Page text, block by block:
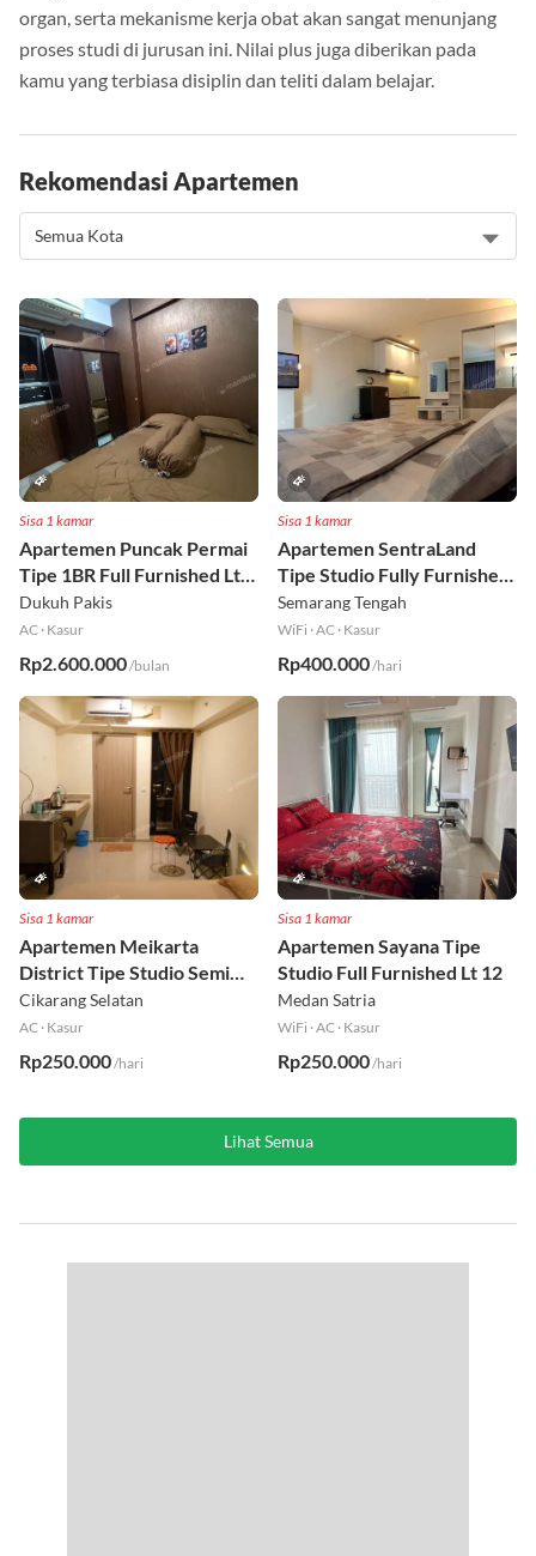
organ, serta mekanisme kerja obat akan sangat menunjang
proses studi di jurusan ini. Nilai plus juga diberikan pada
kamu yang terbiasa disiplin dan teliti dalam belajar.
Rekomendasi Apartemen
Sisa 1 kamar
Apartemen Puncak Permai
Tipe 1BR Full Furnished Lt
18
Dukuh Pakis
AC · Kasur
Rp2.600.000/bulan
Sisa 1 kamar
Apartemen SentraLand
Tipe Studio Fully Furnished
Lt 8
Semarang Tengah
WiFi ·AC · Kasur
Rp400.000/hari
Sisa 1 kamar
Apartemen Meikarta
District Tipe Studio Semi
Furnished Lt 1
Cikarang Selatan
AC · Kasur
Rp250.000/hari
Sisa 1 kamar
Apartemen Sayana Tipe
Studio Full Furnished Lt 12
Medan Satria
WiFi ·AC · Kasur
Rp250.000/hari
Lihat Semua